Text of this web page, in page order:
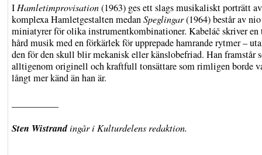
I Hamletimprovisation(1963) ges ett slags musikaliskt porträtt
komplexa Hamletgestalten medanSpeglingar(1964) består av nio
miniatyrer för olika instrumentkombinationer. Kabeláč skriver en
hård musik med en förkärlek för upprepade hamrande rytmer –
den för den skull blir mekanisk eller känslobefriad. Han framstår
alltigenom originell och kraftfull tonsättare som rimligen borde
långt mer känd än han är.
Sten Wistrandingår i Kulturdelens redaktion.